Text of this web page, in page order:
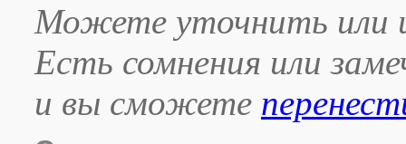
Можете уточнить или
Есть сомнения или
и вы сможете